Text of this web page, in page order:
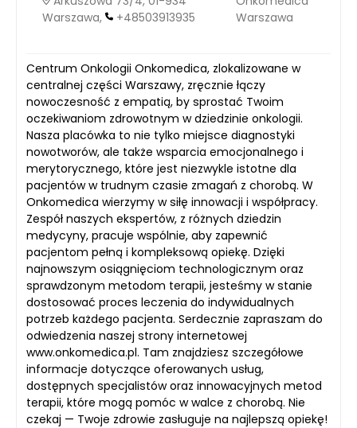
Warszawa,
+48503913935
Warszawa
Centrum Onkologii Onkomedica, zlokalizowane w
centralnej części Warszawy, zręcznie łączy
nowoczesność z empatią, by sprostać Twoim
oczekiwaniom zdrowotnym w dziedzinie onkologii.
Nasza placówka to nie tylko miejsce diagnostyki
nowotworów, ale także wsparcia emocjonalnego i
merytorycznego, które jest niezwykle istotne dla
pacjentów w trudnym czasie zmagań z chorobą. W
Onkomedica wierzymy w siłę innowacji i współpracy.
Zespół naszych ekspertów, z różnych dziedzin
medycyny, pracuje wspólnie, aby zapewnić
pacjentom pełną i kompleksową opiekę. Dzięki
najnowszym osiągnięciom technologicznym oraz
sprawdzonym metodom terapii, jesteśmy w stanie
dostosować proces leczenia do indywidualnych
potrzeb każdego pacjenta. Serdecznie zapraszam do
odwiedzenia naszej strony internetowej
www.onkomedica.pl. Tam znajdziesz szczegółowe
informacje dotyczące oferowanych usług,
dostępnych specjalistów oraz innowacyjnych metod
terapii, które mogą pomóc w walce z chorobą. Nie
czekaj — Twoje zdrowie zasługuje na najlepszą opiekę!